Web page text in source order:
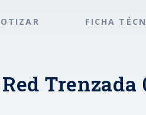
FICHA
Trenzada